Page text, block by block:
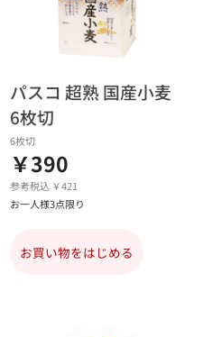
パスコ 超熟 国産小麦
6枚切
6枚切
￥390
参考税込 ￥421
お一人様3点限り
お買い物をはじめる